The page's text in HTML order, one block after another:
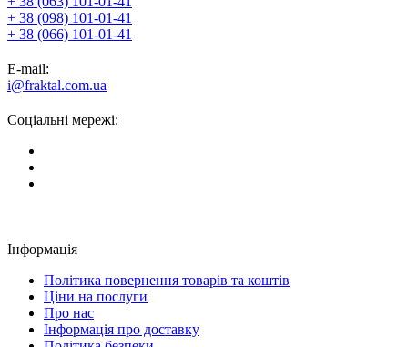
+ 38 (098) 101-01-41
+ 38 (066) 101-01-41
E-mail:
i@fraktal.com.ua
Соціальні мережі:
Інформація
Політика повернення товарів та коштів
Ціни на послуги
Про нас
Інформація про доставку